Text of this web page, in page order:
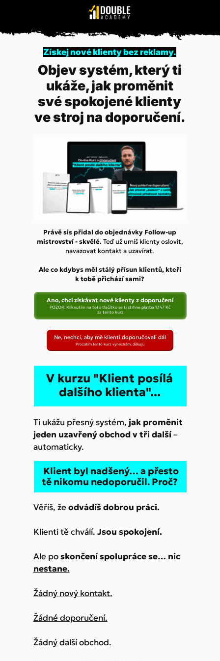
Získej nové klienty bez reklamy.
Objev systém, který ti
ukáže, jak proměnit
své spokojené klienty
ve stroj na doporučení.
Právě sis přidal do objednávky Follow-up
mistrovství - skvělé. Teď už umíš klienty oslovit,
navazovat kontakt a uzavírat.
Ale co kdybys měl stálý přísun klientů, kteří
k tobě přichází sami?
Ano, chci získávat nové klienty z doporučení
POZOR: Kliknutím na toto tlačítko se ti strhne platba 1.147 Kč
za tento kurz
Ne, nechci, aby mě klienti doporučovali dál
Prozatím tento kurz vynechám, děkuju
V kurzu "Klient posílá
dalšího klienta"...
Ti ukážu přesný systém, jak proměnit
jeden uzavřený obchod v tři další–
automaticky.
Klient byl nadšený… a přesto
tě nikomu nedoporučil. Proč?
Věříš, žeodvádíš dobrou práci.
Klienti tě chválí. Jsou spokojení.
Ale poskončení spolupráce se… nic
nestane.
Žádný nový kontakt.
Žádné doporučení.
Žádný další obchod.